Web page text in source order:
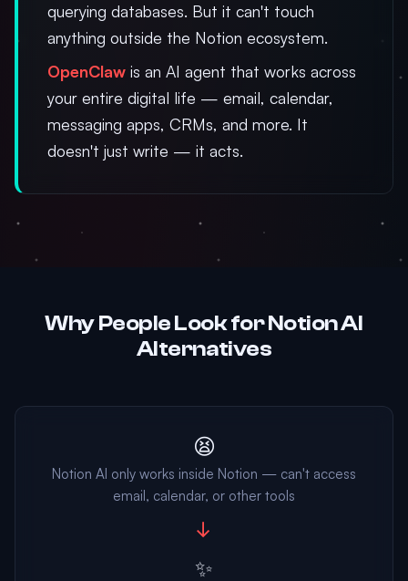
querying databases. But it can't touch
anything outside the Notion ecosystem.
OpenClaw is an AI agent that works across
your entire digital life — email, calendar,
messaging apps, CRMs, and more. It
doesn't just write — it acts.
Why People Look for Notion AI
Alternatives
😫
Notion AI only works inside Notion — can't access
email, calendar, or other tools
→
✨